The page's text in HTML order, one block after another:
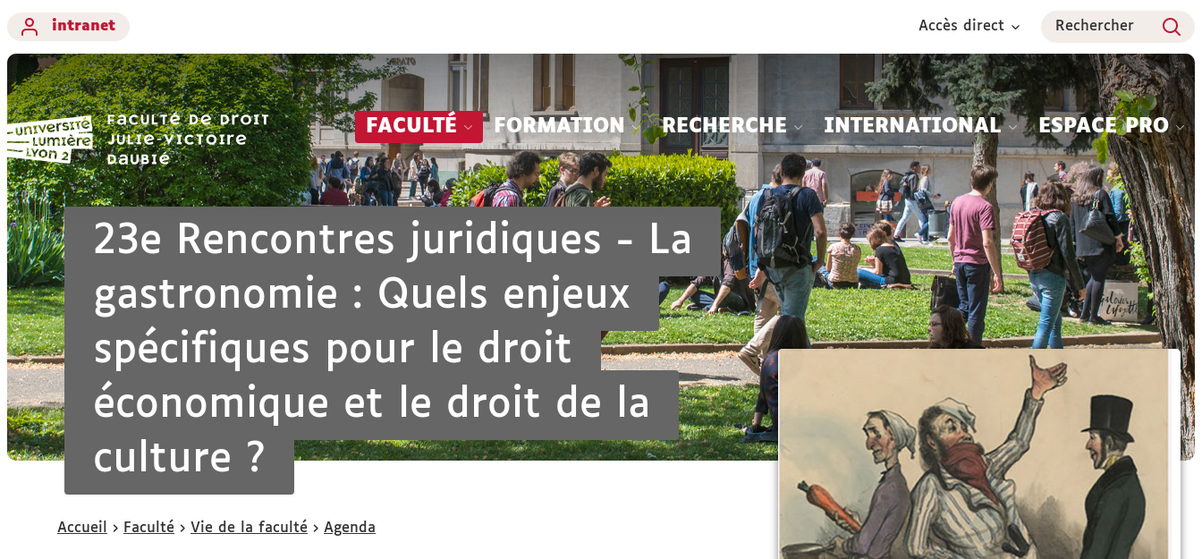
contenu
intranet
Accès direct Rechercher
FACULTÉ FORMATION RECHERCHE INTERNATIONAL ESPACE PRO
23e Rencontres juridiques - La
gastronomie : Quels enjeux
spécifiques pour le droit
économique et le droit de la
culture ?
Vous
Accueil Faculté Vie de la faculté Agenda